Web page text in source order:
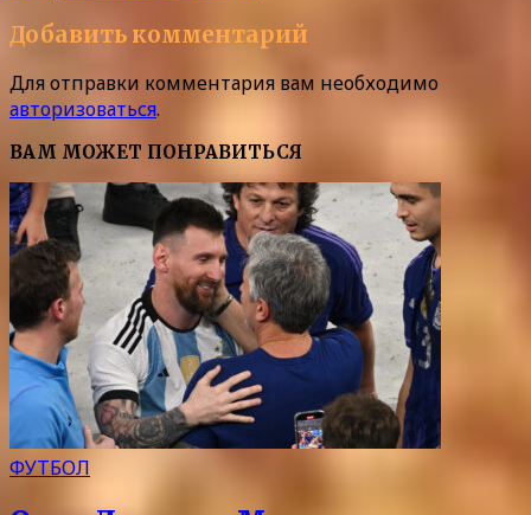
Добавить комментарий
Для отправки комментария вам необходимо
авторизоваться.
ВАМ МОЖЕТ ПОНРАВИТЬСЯ
ФУТБОЛ